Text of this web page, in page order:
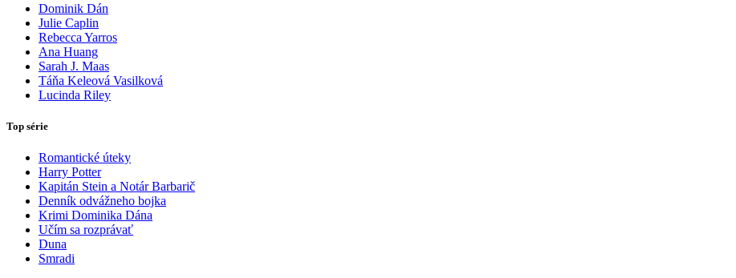
Dominik Dán
Julie Caplin
Rebecca Yarros
Ana Huang
Sarah J. Maas
Táňa Keleová Vasilková
Lucinda Riley
Top série
Romantické úteky
Harry Potter
Kapitán Stein a Notár Barbarič
Denník odvážneho bojka
Krimi Dominika Dána
Učím sa rozprávať
Duna
Smradi